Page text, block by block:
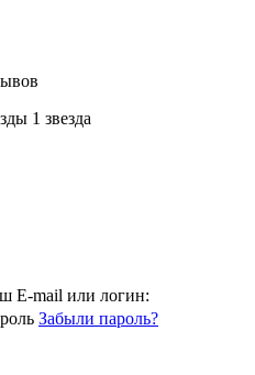
1 звeзда
E-mail или логин:
Забыли пароль?